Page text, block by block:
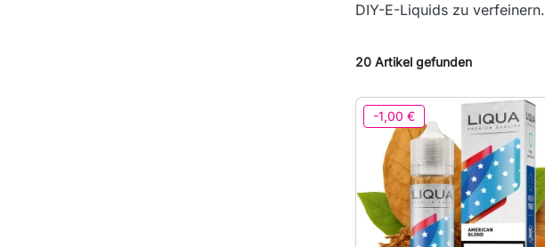
DIY-E-Liquids zu verfeinern.
20 Artikel gefunden
-1,00 €